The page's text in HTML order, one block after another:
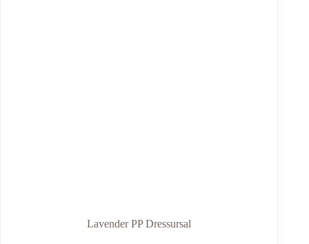
Lavender PP Dressursal